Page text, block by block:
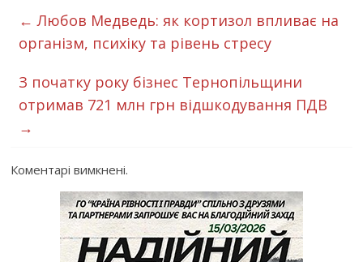
← Любов Медведь: як кортизол впливає на
організм, психіку та рівень стресу
З початку року бізнес Тернопільщини
отримав 721 млн грн відшкодування ПДВ
→
Коментарі вимкнені.